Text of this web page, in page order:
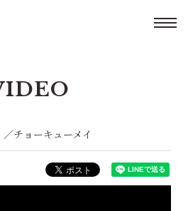
チョーキューメイ